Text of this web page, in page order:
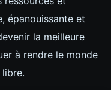
épanouissante et
la meilleure
à rendre le monde